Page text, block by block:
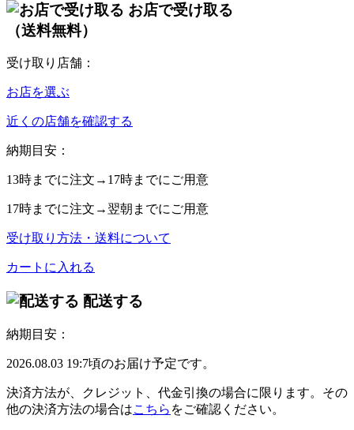
お店で受け取る
（送料無料）
受け取り店舗：
お店を選ぶ
近くの店舗を確認する
納期目安：
13時までに注文→ 17時までにご用意
17時までに注文→ 翌朝 までにご用意
受け取り方法・送料について
カートに入れる
配送する
納期目安：
2026.08.03 19:7頃のお届け予定です。
決済方法が、クレジット、代金引換の場合に限ります。その
他の決済方法の場合はこちら をご確認ください。